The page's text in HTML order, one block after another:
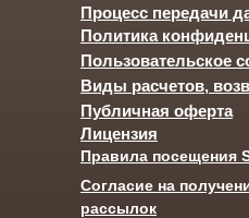
Процесс передачи
Публичная оферта
Виды расчетов,
Пользовательское
Согласие на
рассылок
Правила посещения
Политика
Лицензия